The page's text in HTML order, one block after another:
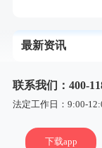
最新资讯
联系我们：400-
法定工作日：9:00-
下载app